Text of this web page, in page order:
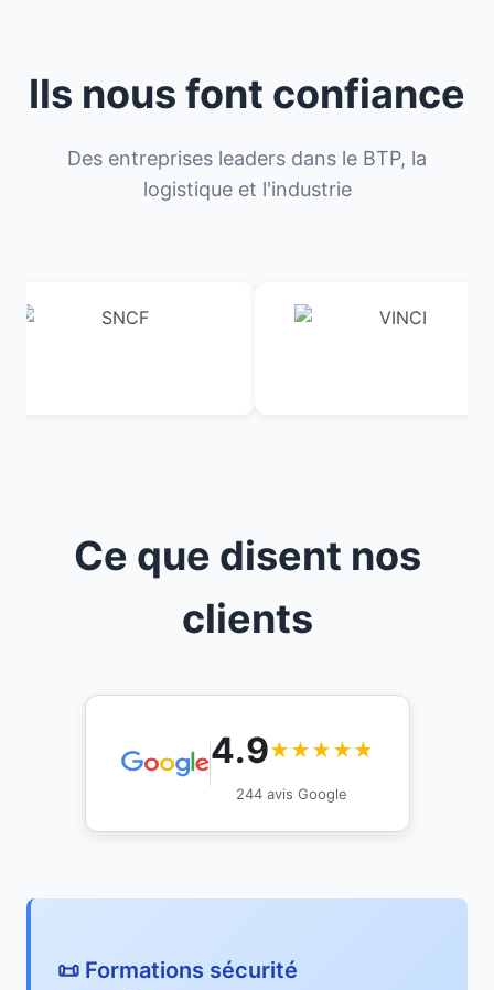
Ils nous font confiance
Des entreprises leaders dans le BTP, la
logistique et l'industrie
Ce que disent nos
clients
4.9★★★★★
244 avis Google
📜 Formations sécurité